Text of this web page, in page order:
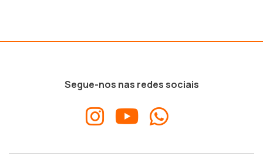
Segue-nos nas redes sociais